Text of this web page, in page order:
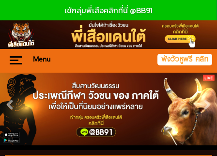
เข้กลุ่มพี่เสือคลิกที่นี่ @BB91
Menu ฟังวัวหูฟรี คลิก